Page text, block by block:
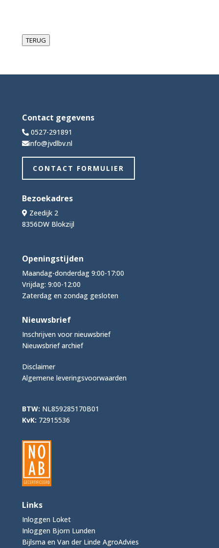
TERUG
Contact gegevens
0527-291891
info@jvdlbv.nl
CONTACT FORMULIER
Bezoekadres
Zeedijk 2
8356DW Blokzijl
Openingstijden
Maandag-donderdag 9:00-17:00
Vrijdag: 9:00-12:00
Zaterdag en zondag gesloten
Nieuwsbrief
Inschrijven voor nieuwsbrief
Nieuwsbrief archief
Disclaimer
Algemene leveringsvoorwaarden
BTW: NL859285170B01
KvK: 72915536
Links
Inloggen Loket
Inloggen Bjorn Lunden
Bijlsma en Van der Linde AgroAdvies